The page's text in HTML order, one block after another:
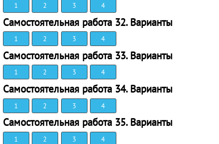
1 2 3 4
Самостоятельная работа 32. Варианты
1 2 3 4
Самостоятельная работа 33. Варианты
1 2 3 4
Самостоятельная работа 34. Варианты
1 2 3 4
Самостоятельная работа 35. Варианты
1 2 3 4